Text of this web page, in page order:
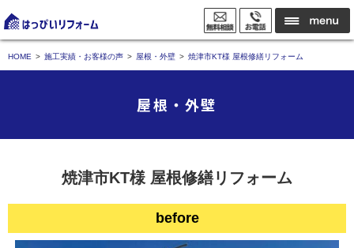
HOME 施工実績・お客様の声 屋根・外壁 焼津市KT様 屋根修繕リフォーム
屋根・外壁
焼津市KT様 屋根修繕リフォーム
before